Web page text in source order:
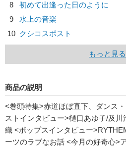
8
初めて出逢った日のように
9
水上の音楽
10 クシコスポスト
もっと見る
商品の説明
<巻頭特集>赤道ほぼ直下、ダンス
ストインタビュー>樋口あゆ子/及
織 <ポップスインタビュー
ーツのラブなお話 <今月の好奇心>